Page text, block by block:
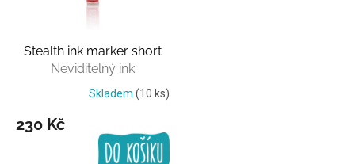
Stealth ink marker short
Neviditelný ink
Skladem (10 ks)
230 Kč